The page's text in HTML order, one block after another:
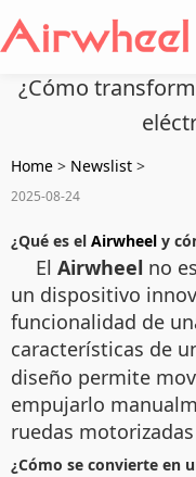
¿Cómo
Home > Newslist >
2025-08-24
¿Qué es el Airwheel y
El Airwheel no
un dispositivo
funcionalidad de
características de
diseño permite
empujarlo
ruedas
¿Cómo se convierte en